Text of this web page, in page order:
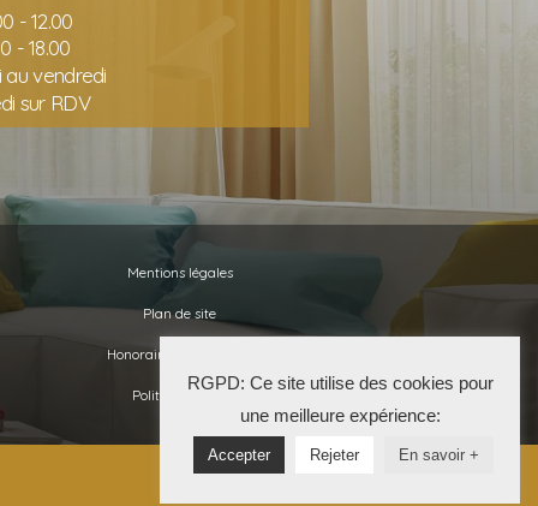
- 12.00
- 18.00
au vendredi
sur RDV
Mentions légales
Plan de site
Honoraires de l’agence
Politique RGPD
RGPD: Ce site utilise des cookies pour
une meilleure expérience:
Accepter Rejeter En savoir +